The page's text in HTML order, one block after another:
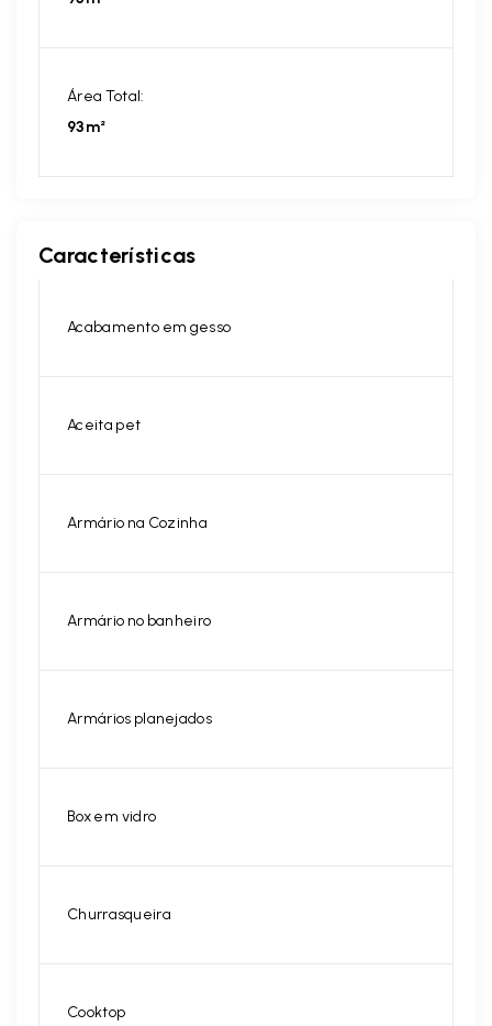
Área Total:
93m²
Características
Acabamento em gesso
Aceita pet
Armário na Cozinha
Armário no banheiro
Armários planejados
Box em vidro
Churrasqueira
Cooktop